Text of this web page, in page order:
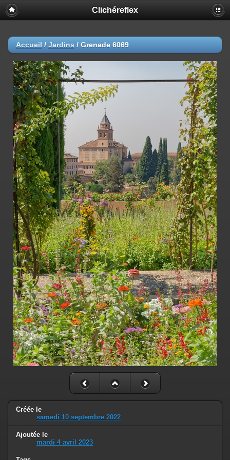
Clichéreflex
Accueil / Jardins / Grenade 6069
Créée le
samedi 10 septembre 2022
Ajoutée le
mardi 4 avril 2023